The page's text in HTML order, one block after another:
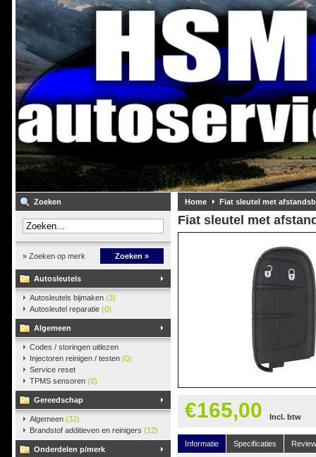
Zoeken
» Zoeken op merk Zoeken »
Autosleutels
Autosleutels bijmaken (3)
Autosleutel reparatie (0)
Algemeen
Codes / storingen uitlezen
Injectoren reinigen / testen (0)
Service reset
TPMS sensoren (0)
Gereedschap
Algemeen (32)
Brandstof additieven en reinigers (12)
Onderdelen p/merk
Home Fiat sleutel met
Fiat sleutel met
€165,00 Incl. btw
Informatie Specificaties